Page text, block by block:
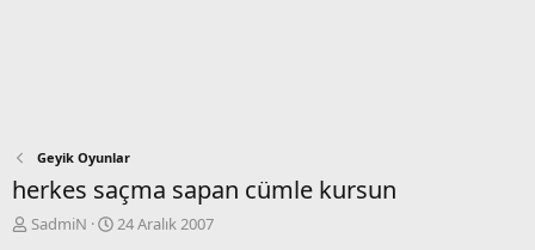
Geyik Oyunlar
herkes saçma sapan cümle kursun
K
SadmiN
B
24 Aralık 2007